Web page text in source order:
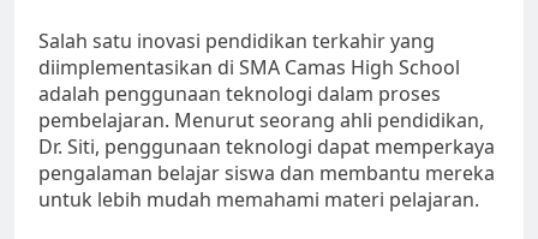
Salah satu inovasi pendidikan terkahir yang
diimplementasikan di SMA Camas High School
adalah penggunaan teknologi dalam proses
pembelajaran. Menurut seorang ahli pendidikan,
Dr. Siti, penggunaan teknologi dapat memperkaya
pengalaman belajar siswa dan membantu mereka
untuk lebih mudah memahami materi pelajaran.